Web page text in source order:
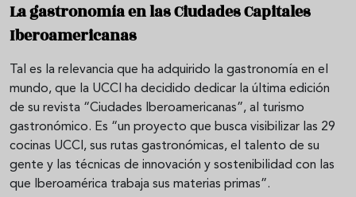
La gastronomía en las Ciudades Capitales
Iberoamericanas
Tal es la relevancia que ha adquirido la gastronomía en el
mundo, que la UCCI ha decidido dedicar la última edición
de su revista “Ciudades Iberoamericanas”, al turismo
gastronómico. Es “un proyecto que busca visibilizar las 29
cocinas UCCI, sus rutas gastronómicas, el talento de su
gente y las técnicas de innovación y sostenibilidad con las
que Iberoamérica trabaja sus materias primas”.